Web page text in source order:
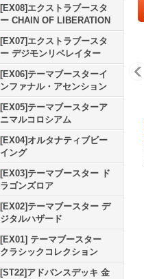
[EX08]エクストラブースタ
ー CHAIN OF LIBERATION
[EX07]エクストラブースタ
ー デジモンリベレイター
[EX06]テーマブースターイ
ンファナル・アセンション
[EX05]テーマブースターア
ニマルコロシアム
[EX04]オルタナティブビー
イング
[EX03]テーマブースター ド
ラゴンズロア
[EX02]テーマブースター デ
ジタルハザード
[EX01] テーマブースター
クラシックコレクション
[ST22]アドバンスデッキ 金